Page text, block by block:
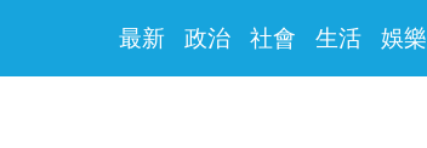
最新 政治 社會 生活 娛樂